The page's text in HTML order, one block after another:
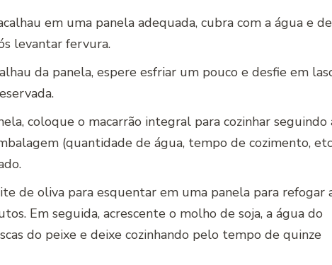
em uma panela adequada, cubra com a água e
levantar fervura.
da panela, espere esfriar um pouco e desfie em
coloque o macarrão integral para cozinhar seguindo
(quantidade de água, tempo de cozimento,
de oliva para esquentar em uma panela para refogar
Em seguida, acrescente o molho de soja, a água do
do peixe e deixe cozinhando pelo tempo de quinze